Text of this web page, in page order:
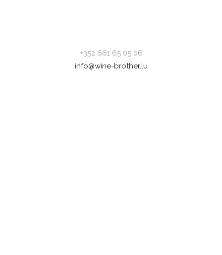
+352 661 65 05 06
info@wine-brother.lu